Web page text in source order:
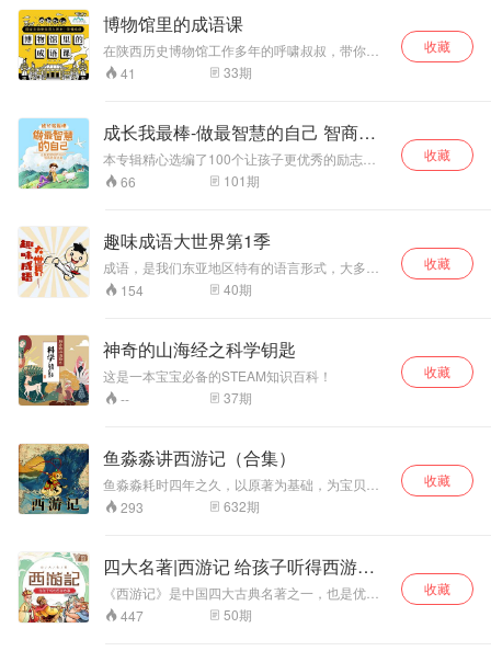
罪心理和青少年心
理问题研究，担任
过公安大学犯罪心
理学学科带头人，
后晋升为专业技术
究领域犯罪心理
学；犯罪心理画
像；公安社会心理
调查研究；未成年
题等。 研究特长：
犯罪心理分析及画
像研究；未成年人
犯罪心理预防研
犯罪问题等。 中国
青少年犯罪研究会
副会长；中国心理
学会法制心理学专
国社会心理学会常
务理事；北京市未
成年人法学研究会
常务理事等。
去寻仙访道。在一
位樵夫的指引下他
来到灵台方寸山，
空。须菩提祖师认
为他有灵性教授悟
空七十二种变化和
山。为操练群猴，
悟空使起法术，将
空入东海龙宫借
宝，讨得了定海神
久，他又大闹地
府，在生死簿上涂
掉了所有猴子的名
何，敬请期待.......
聆听中感受正义的力量、团队的协作以及面对困
难时的勇敢与智慧。 快来一起开启这场耳朵里的
奇幻冒险，在西游世界中感受中华经典神话的无
穷魅力
博物馆里的成语课
在陕西历史博物馆工作多年的呼啸叔叔，带你听
成语故事，学历史文物。 积累大语文写作素材，
提升传统文化修养，感受中国文化的魅力。成语
物是千年流传的老物件儿，它们见证着历史的过
往；通过历史学成语， 从生活出发，用故事承载
知识，用国宝级文物引导孩子运用成语，孩子的
思想有了落脚点，所能得到的不再只是简单的成
语，还有它们背后复活的2000年趣味历史。
41 33期
收藏
成长我最棒-做最智慧的自己 智商教
育
本专辑精心选编了100个让孩子更优秀的励志成
长小故事，通过“一句话点拨+故事+感悟”的形
式，告诉孩子如何面对冷落，面对忽视，面对欺
消除内心的负面情绪。让孩子从故事中汲取成长
的力量，学会自信，学会乐观，学会勇敢，学会
坚持，强大自己的内心，做一个更优秀的人。
66 101期
收藏
趣味成语大世界第1季
成语，是我们东亚地区特有的语言形式，大多数
是由四个字组成的。它是一个固定的短语，常常
是从古代寓言，神话故事，历史典故中总结和衍
汉文化的一大特色，不仅存在于汉语中，日本
语，朝鲜语，越南语中也是有成语的。 成语成
语，众人皆说，成之于语---就是说，成语是从人
民说话的语言环境中总结出来的。结构紧密，简
练，并且常常带有感情色彩，或者是褒义或者是
我一起去趣味成语大世界看看吧，有很多有趣的
成语故事在等待着你们呢！
154 40期
收藏
神奇的山海经之科学钥匙
这是一本宝宝必备的STEAM知识百科！
--
37期
收藏
鱼淼淼讲西游记（合集）
鱼淼淼耗时四年之久，以原著为基础，为宝贝们
讲述整本《西游记》！ 故事从孙悟空的出生说
起，再到金蝉转世、水陆大会引出西天取经；一
为止！ 喜欢《西游记》的宝贝们可不要错过哦~
293 632期
收藏
四大名著|西游记 给孩子听得西游故
事
《西游记》是中国四大古典名著之一，也是优秀
的章回体神话小说。它以神奇的笔墨，讲述了孙
悟空护送唐僧西天取经的曲折经历，表现了惩恶
447 50期
收藏